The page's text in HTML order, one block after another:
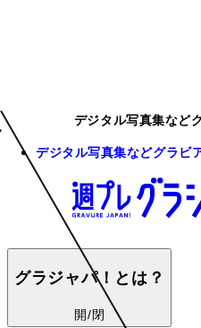
デジタル写真集など
デジタル写真集などグラビ
グラジャパ！とは？
開/閉